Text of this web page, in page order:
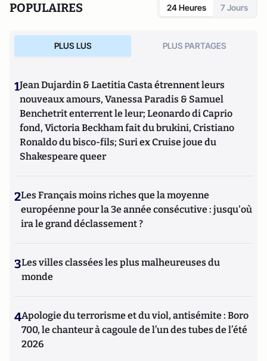
POPULAIRES 24 Heures 7 Jours
PLUS LUS PLUS PARTAGES
1Jean Dujardin & Laetitia Casta étrennent leurs
nouveaux amours, Vanessa Paradis & Samuel
Benchetrit enterrent le leur; Leonardo di Caprio
fond, Victoria Beckham fait du brukini, Cristiano
Ronaldo du bisco-fils; Suri ex Cruise joue du
Shakespeare queer
2Les Français moins riches que la moyenne
européenne pour la 3e année consécutive : jusqu'où
ira le grand déclassement ?
3Les villes classées les plus malheureuses du
monde
4Apologie du terrorisme et du viol, antisémite : Boro
700, le chanteur à cagoule de l’un des tubes de l’été
2026